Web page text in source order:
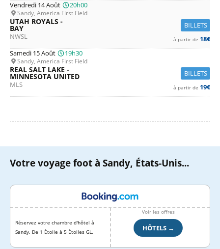
Vendredi 14 Août
20h00
Sandy, America First Field
BILLETS
UTAH ROYALS -
BAY
NWSL à partir de 18€
Samedi 15 Août
19h30
Sandy, America First Field
BILLETS
REAL SALT LAKE -
MINNESOTA UNITED
MLS à partir de 19€
Votre voyage foot à Sandy, États-Unis...
Réservez votre chambre d'hôtel à
Sandy. De 1 Étoile à 5 Étoiles GL.
Voir les offres
HÔTELS →